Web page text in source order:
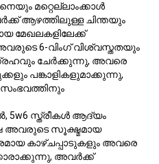
ഈ സംയോജനം
വ്യക്തികളെ മാത്രമല്ല,
വ്യക്തികളെ
സാധാരണയായി
സ്വാതന്ത്ര്യത്തെയും
എന്നാൽ അവർ
സഹകരണവും വളരെ
മനസ്സിന്
ചുറ്റുപാടുകളിലേക്ക്
ചെയ്യാനുള്ള ആഗ്രഹവും
പുരുഷന്മാർ ആദ്യം